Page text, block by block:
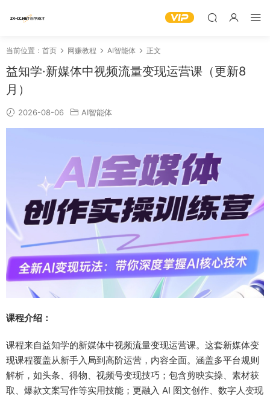
当前位置： 首页 网赚教程 AI智能体 正文
益知学·新媒体中视频流量变现运营课（更新8
月）
2026-08-06 AI智能体
课程介绍：
​课程来自益知学的新媒体中视频流量变现运营课。这套新媒体变
现课程覆盖从新手入局到高阶运营，内容全面。涵盖多平台规则
解析，如头条、得物、视频号变现技巧；包含剪映实操、素材获
取、爆款文案写作等实用技能；更融入 AI 图文创作、数字人变现